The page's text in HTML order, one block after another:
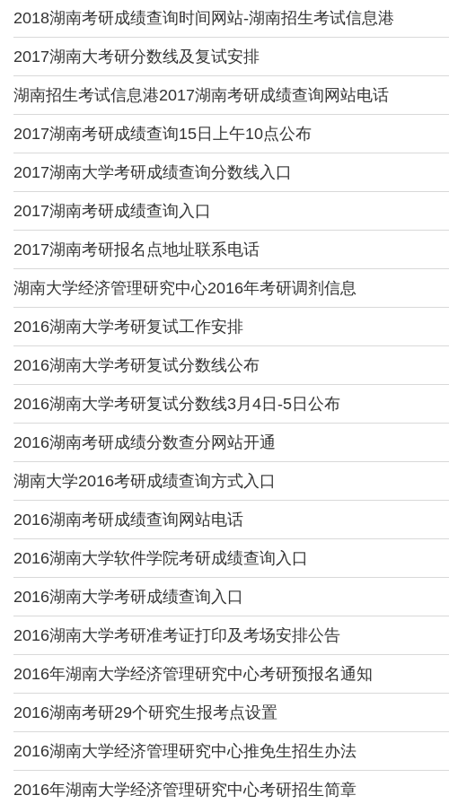
2018湖南考研成绩查询时间网站-湖南招生考试信息港
2017湖南大考研分数线及复试安排
湖南招生考试信息港2017湖南考研成绩查询网站电话
2017湖南考研成绩查询15日上午10点公布
2017湖南大学考研成绩查询分数线入口
2017湖南考研成绩查询入口
2017湖南考研报名点地址联系电话
湖南大学经济管理研究中心2016年考研调剂信息
2016湖南大学考研复试工作安排
2016湖南大学考研复试分数线公布
2016湖南大学考研复试分数线3月4日-5日公布
2016湖南考研成绩分数查分网站开通
湖南大学2016考研成绩查询方式入口
2016湖南考研成绩查询网站电话
2016湖南大学软件学院考研成绩查询入口
2016湖南大学考研成绩查询入口
2016湖南大学考研准考证打印及考场安排公告
2016年湖南大学经济管理研究中心考研预报名通知
2016湖南考研29个研究生报考点设置
2016湖南大学经济管理研究中心推免生招生办法
2016年湖南大学经济管理研究中心考研招生简章